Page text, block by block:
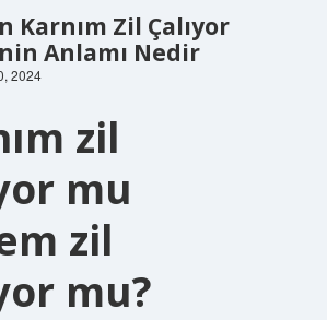
Karnım Zil Çalıyor
Anlamı Nedir
2024
zil
mu
zil
mu?